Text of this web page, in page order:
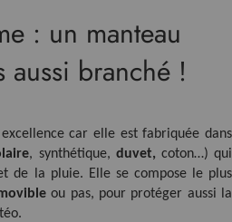
: un manteau
aussi branché !
car elle est fabriquée dans
, synthétique, duvet, coton…) qui
de la pluie. Elle se compose le plus
ou pas, pour protéger aussi la